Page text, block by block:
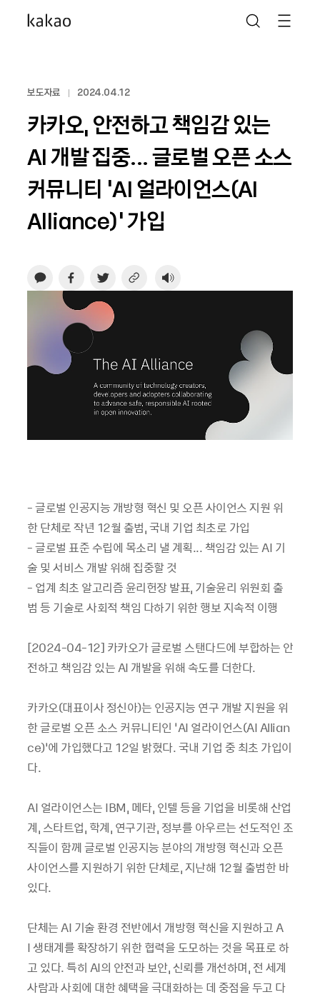
보도자료 2024.04.12
카카오, 안전하고 책임감 있는
AI 개발 집중... 글로벌 오픈 소스
커뮤니티 ‘AI 얼라이언스(AI
Alliance)’ 가입
- 글로벌 인공지능 개방형 혁신 및 오픈 사이언스 지원 위
한 단체로 작년 12월 출범, 국내 기업 최초로 가입
- 글로벌 표준 수립에 목소리 낼 계획... 책임감 있는 AI 기
술 및 서비스 개발 위해 집중할 것
- 업계 최초 알고리즘 윤리헌장 발표, 기술윤리 위원회 출
범 등 기술로 사회적 책임 다하기 위한 행보 지속적 이행
[2024-04-12] 카카오가 글로벌 스탠다드에 부합하는 안
전하고 책임감 있는 AI 개발을 위해 속도를 더한다.
카카오(대표이사 정신아)는 인공지능 연구 개발 지원을 위
한 글로벌 오픈 소스 커뮤니티인 ‘AI 얼라이언스(AI Allian
ce)’에 가입했다고 12일 밝혔다. 국내 기업 중 최초 가입이
다.
AI 얼라이언스는 IBM, 메타, 인텔 등을 기업을 비롯해 산업
계, 스타트업, 학계, 연구기관, 정부를 아우르는 선도적인 조
직들이 함께 글로벌 인공지능 분야의 개방형 혁신과 오픈
사이언스를 지원하기 위한 단체로, 지난해 12월 출범한 바
있다.
단체는 AI 기술 환경 전반에서 개방형 혁신을 지원하고 A
I 생태계를 확장하기 위한 협력을 도모하는 것을 목표로 하
고 있다. 특히 AI의 안전과 보안, 신뢰를 개선하며, 전 세계
사람과 사회에 대한 혜택을 극대화하는 데 중점을 두고 다